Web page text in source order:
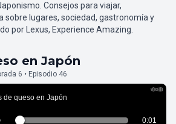
Consejos para viajar,
sobre lugares, sociedad, gastronomía y
por Lexus, Experience Amazing.
en Japón
6 • Episodio 46